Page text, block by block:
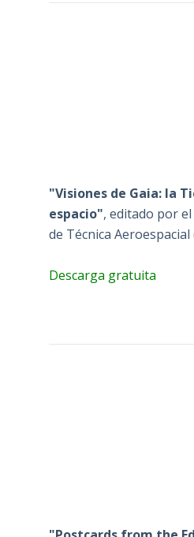
"Visiones de Gaia: la
espacio", editado por
de Técnica
Descarga gratuita